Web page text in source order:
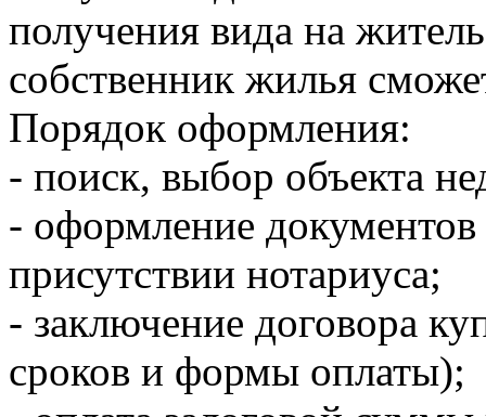
получения вида на
собственник жилья
Порядок оформления:
- поиск, выбор объекта
- оформление
присутствии нотариуса;
- заключение договора
сроков и формы оплаты);